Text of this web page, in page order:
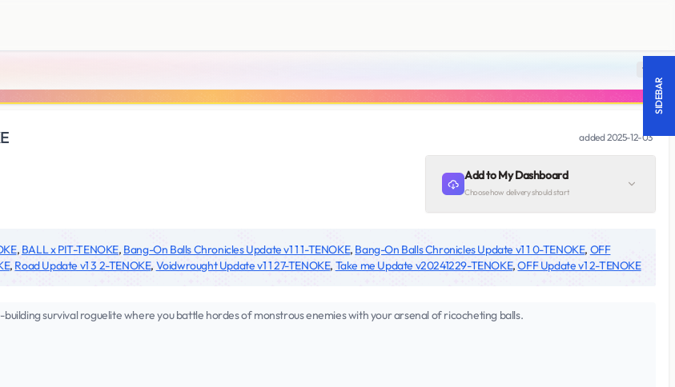
18 +
added2025-12-03
Add to My Dashboard
Choose how delivery should start
, BALL x PIT-TENOKE, Bang-On Balls Chronicles Update v1 1 1-TENOKE, Bang-On Balls Chronicles Update v1 1 0-TENOKE, OFF
, Road Update v1 3 2-TENOKE, Voidwrought Update v1 1 27-TENOKE, Take me Update v20241229-TENOKE,OFF Update v1 2-TENOKE
survival roguelite where you battle hordes of monstrous enemies with your arsenal of ricocheting balls.
SIDEBAR